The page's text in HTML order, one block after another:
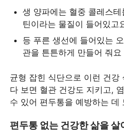
생 양파에는 혈중 콜레스
틴이라는 물질이 들어있고
등 푸른 생선에 들어있는
관을 튼튼하게 만들어 줘요
균형 잡힌 식단으로 이런 건강
다 보면 혈관 건강도 지키고,
수 있어 편두통을 예방하는 데
편두통 없는 건강한 삶을 살